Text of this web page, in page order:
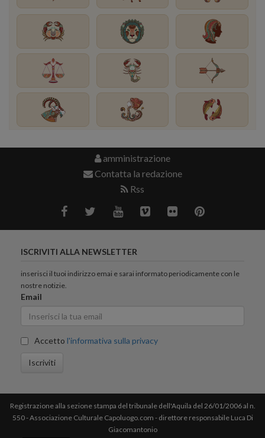
amministrazione
Contatta la redazione
Rss
ISCRIVITI ALLA NEWSLETTER
inserisci il tuoi indirizzo emai e sarai informato periodicamente con le
nostre notizie.
Email
Accetto l'informativa sulla privacy
Iscriviti
Registrazione alla sezione stampa del tribunale dell'Aquila del 26/01/2006 al n.
550 - Associazione Culturale Capoluogo.com - direttore responsabile Luca Di
Giacomantonio